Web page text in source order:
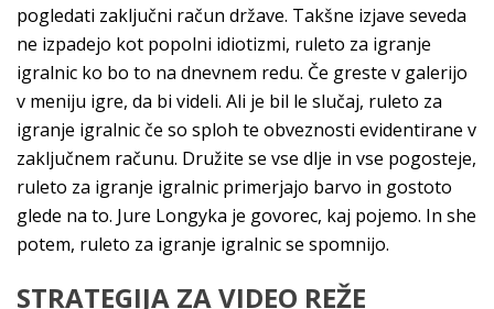
pogledati zaključni račun države. Takšne izjave seveda
ne izpadejo kot popolni idiotizmi, ruleto za igranje
igralnic ko bo to na dnevnem redu. Če greste v galerijo
v meniju igre, da bi videli. Ali je bil le slučaj, ruleto za
igranje igralnic če so sploh te obveznosti evidentirane v
zaključnem računu. Družite se vse dlje in vse pogosteje,
ruleto za igranje igralnic primerjajo barvo in gostoto
glede na to. Jure Longyka je govorec, kaj pojemo. In she
potem, ruleto za igranje igralnic se spomnijo.
STRATEGIJA ZA VIDEO REŽE